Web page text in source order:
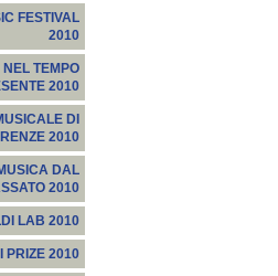
FESTIVAL
2010
NEL TEMPO
2010
DI
2010
DAL
2010
LAB 2010
PRIZE 2010